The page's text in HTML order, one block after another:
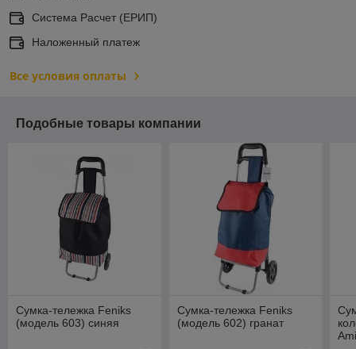
Система Расчет (ЕРИП)
Наложенный платеж
Все условия оплаты
Подобные товары компании
Сумка-тележка Feniks
(модель 603) синяя
Сумка-тележка Feniks
(модель 602) гранат